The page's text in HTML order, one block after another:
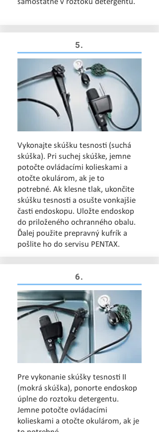
samostatne v roztoku detergentu.
5.
Vykonajte skúšku tesnosti (suchá
skúška). Pri suchej skúške, jemne
potočte ovládacími kolieskami a
otočte okulárom, ak je to
potrebné. Ak klesne tlak, ukončite
skúšku tesnosti a osušte vonkajšie
časti endoskopu. Uložte endoskop
do priloženého ochranného obalu.
Ďalej použite prepravný kufrík a
pošlite ho do servisu PENTAX.
6.
Pre vykonanie skúšky tesnosti II
(mokrá skúška), ponorte endoskop
úplne do roztoku detergentu.
Jemne potočte ovládacími
kolieskami a otočte okulárom, ak je